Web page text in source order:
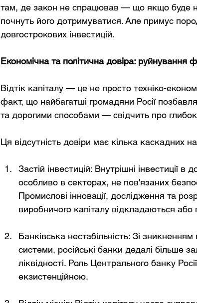
там, де закон не спрацював — що якщо буде
почнуть його дотримуватися. Але примус
довгострокових інвестицій.
Економічна та політична довіра: руйнування
Відтік капіталу — це не просто техніко-
факт, що найбагатші громадяни Росії
та дорогими способами — свідчить про
Ця відсутність довіри має кілька каскадних
Застій інвестицій: Внутрішні інвестиції
особливо в секторах, не пов'язаних
Промислові інновації, дослідження та
виробничого капіталу відкладаються
Банківська нестабільність: Зі
системи, російські банки дедалі більше
ліквідності. Роль Центрального банку
екзистенційною.